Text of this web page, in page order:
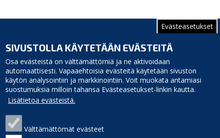
Evästeasetukset
SIVUSTOLLA KÄYTETÄÄN EVÄSTEITÄ
Osa evästeistä on välttämättömiä ja ne aktivoidaan
automaattisesti. Vapaaehtoisia evästeitä käytetään sivuston
käytön analysointiin ja markkinointiin. Voit muokata antamiasi
suostumuksia milloin tahansa Evästeasetukset-linkin kautta.
Lisätietoa evästeistä.
Välttämättömät evästeet
Siikajoen kunnan pienhankintaohje